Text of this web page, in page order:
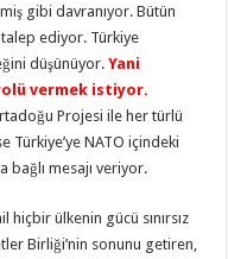
gibi davranıyor. Bütün
ediyor. Türkiye
düşünüyor. Yani
vermek istiyor.
Projesi ile her türlü
Türkiye’ye NATO içindeki
bağlı mesajı veriyor.
ülkenin gücü sınırsız
Birliği’nin sonunu getiren,